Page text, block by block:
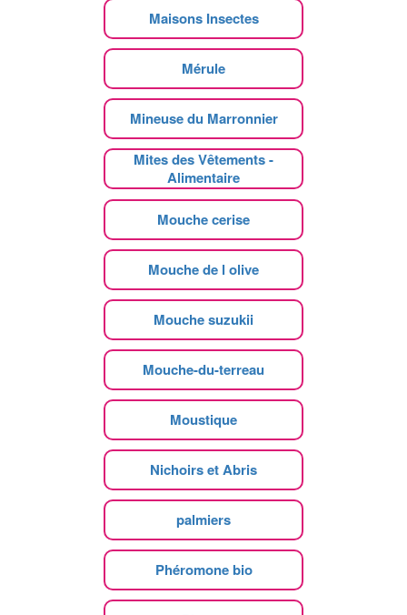
Maisons Insectes
Mérule
Mineuse du Marronnier
Mites des Vêtements -
Alimentaire
Mouche cerise
Mouche de l olive
Mouche suzukii
Mouche-du-terreau
Moustique
Nichoirs et Abris
palmiers
Phéromone bio